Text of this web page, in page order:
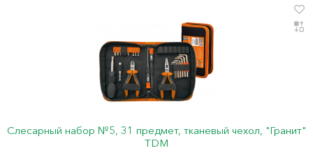
Слесарный набор №5, 31 предмет, тканевый чехол, "Гранит"
TDM